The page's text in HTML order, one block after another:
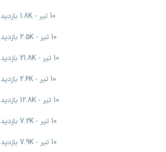
10 تیر -
1.8K بازدید
10 تیر -
2.5K بازدید
10 تیر -
21.8K بازدید
10 تیر -
2.6K بازدید
10 تیر -
12.8K بازدید
10 تیر -
7.2K بازدید
10 تیر -
7.9K بازدید